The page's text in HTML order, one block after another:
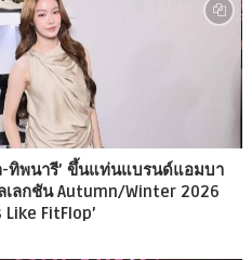
-ทิพนารี’ ขึ้นแท่นแบรนด์แอมบา
เลกชัน Autumn/Winter 2026
FitFlop’